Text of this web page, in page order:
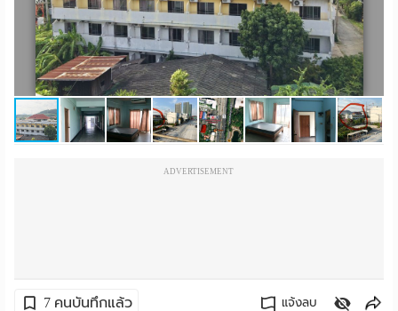
ราย
เดือน
ห้อง
โฆษณา
ADVERTISEMENT
7 คนบันทึกแล้ว แจ้งลบ